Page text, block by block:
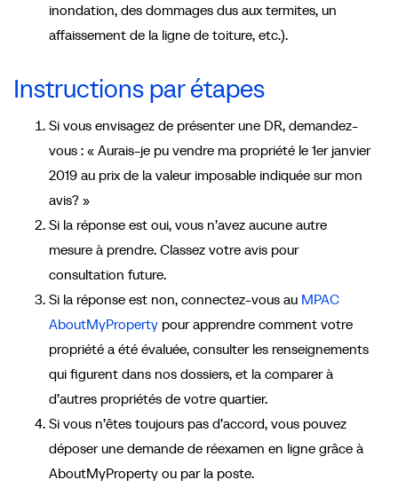
inondation, des dommages dus aux termites, un
affaissement de la ligne de toiture, etc.).
Instructions par étapes
Si vous envisagez de présenter une DR, demandez-
vous : « Aurais-je pu vendre ma propriété le 1er janvier
2019 au prix de la valeur imposable indiquée sur mon
avis? »
Si la réponse est oui, vous n’avez aucune autre
mesure à prendre. Classez votre avis pour
consultation future.
Si la réponse est non, connectez-vous au MPAC
AboutMyProperty pour apprendre comment votre
propriété a été évaluée, consulter les renseignements
qui figurent dans nos dossiers, et la comparer à
d’autres propriétés de votre quartier.
Si vous n’êtes toujours pas d’accord, vous pouvez
déposer une demande de réexamen en ligne grâce à
AboutMyProperty ou par la poste.